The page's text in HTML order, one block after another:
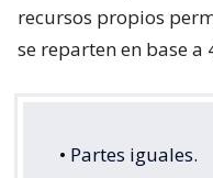
recursos propios
se reparten en base a
• Partes iguales.